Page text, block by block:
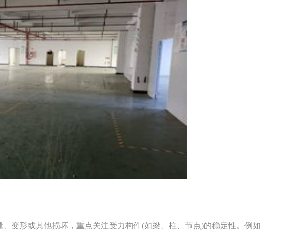
形或其他损坏，重点关注受力构件(如梁、柱、节点)的稳定性。例如